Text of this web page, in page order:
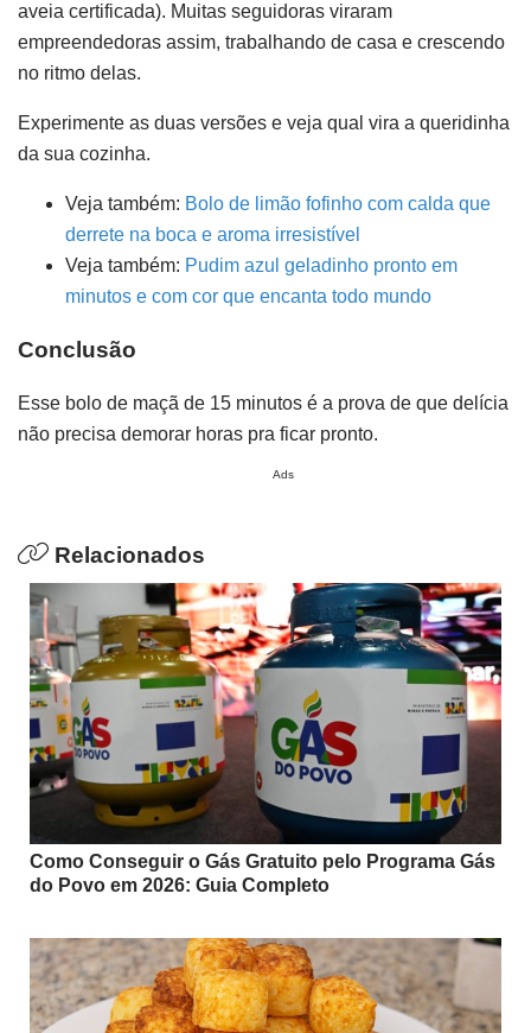
aveia certificada). Muitas seguidoras viraram
empreendedoras assim, trabalhando de casa e crescendo
no ritmo delas.
Experimente as duas versões e veja qual vira a queridinha
da sua cozinha.
Veja também: Bolo de limão fofinho com calda que
derrete na boca e aroma irresistível
Veja também: Pudim azul geladinho pronto em
minutos e com cor que encanta todo mundo
Conclusão
Esse bolo de maçã de 15 minutos é a prova de que delícia
não precisa demorar horas pra ficar pronto.
Ads
Relacionados
Como Conseguir o Gás Gratuito pelo Programa Gás
do Povo em 2026: Guia Completo